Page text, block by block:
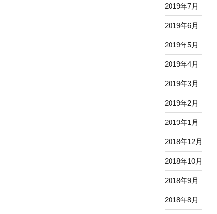
2019年7月
2019年6月
2019年5月
2019年4月
2019年3月
2019年2月
2019年1月
2018年12月
2018年10月
2018年9月
2018年8月